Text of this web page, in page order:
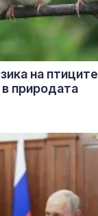
на
природата